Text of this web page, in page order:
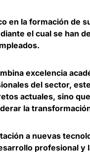
en la formación de
el cualse han
.
excelencia
del sector,
actuales, sino
la
a nuevas
profesional y